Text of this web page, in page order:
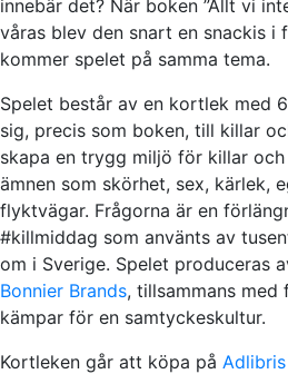
innebär det? När boken ”Allt vi
våras blev den snart en snackis i
kommer spelet på samma tema.
Spelet består av en kortlek med
sig, precis som boken, till killar
skapa en trygg miljö för killar
ämnen som skörhet, sex, kärlek,
flyktvägar. Frågorna är en
#killmiddag som använts av
om i Sverige. Spelet produceras
Bonnier Brands, tillsammans med
kämpar för en samtyckeskultur.
Kortleken går att köpa på Adlibris